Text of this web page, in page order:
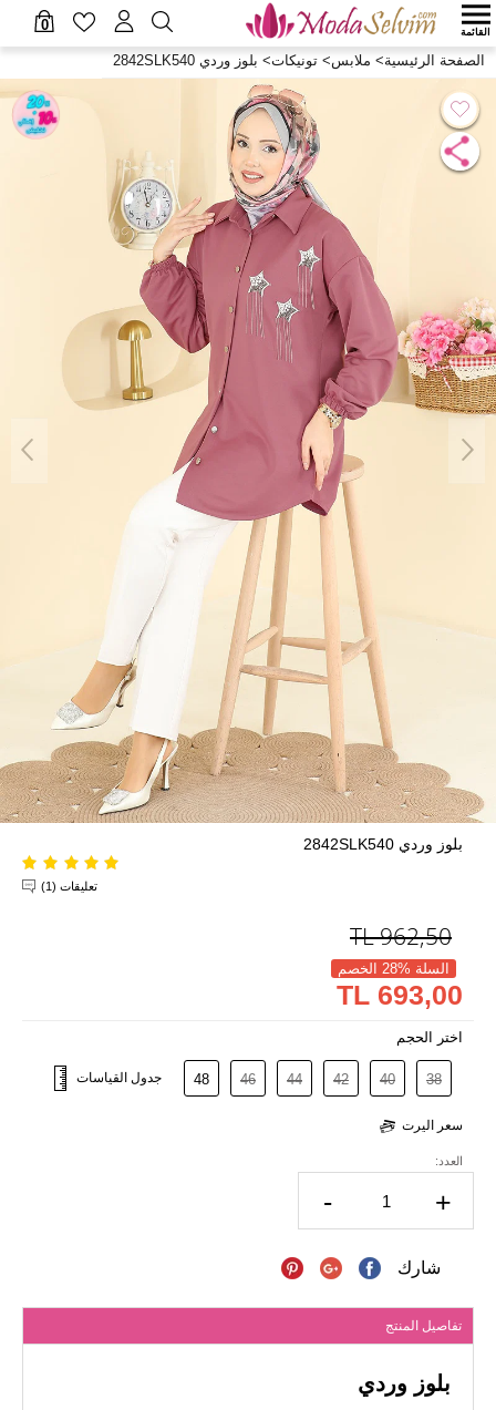
0 القائمة
الصفحة الرئيسية> ملابس> تونيكات> بلوز وردي 2842SLK540
بلوز وردي 2842SLK540
تعليقات (1)
962,50
TL
السلة %28 الخصم
693,00 TL
اختر الحجم
38
40
42
44
46
48 جدول القياسات
سعر اليرت
العدد:
- +
شارك
تفاصيل المنتج
بلوز وردي